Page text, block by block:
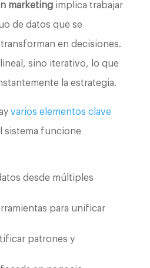
marketingimplica trabajar
de datos que se
en decisiones.
sino iterativo, lo que
la estrategia.
varios elementos clave
sistema funcione
desde múltiples
para unificar
patrones y